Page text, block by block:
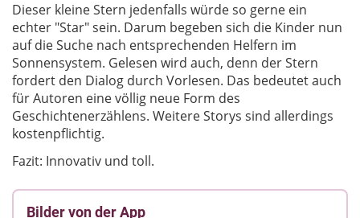
Dieser kleine Stern jedenfalls würde so gerne ein
echter "Star" sein. Darum begeben sich die Kinder nun
auf die Suche nach entsprechenden Helfern im
Sonnensystem. Gelesen wird auch, denn der Stern
fordert den Dialog durch Vorlesen. Das bedeutet auch
für Autoren eine völlig neue Form des
Geschichtenerzählens. Weitere Storys sind allerdings
kostenpflichtig.
Fazit: Innovativ und toll.
Bilder von der App